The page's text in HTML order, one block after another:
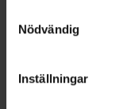
som kan ha
Ta reda på mer
Nödvändig
Inställningar